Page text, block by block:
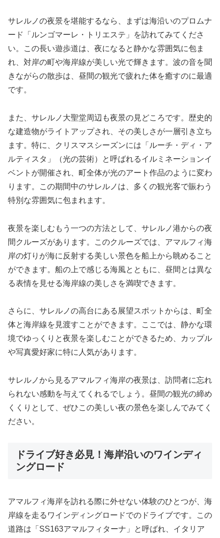
サレルノの夜景を堪能するなら、まずは海沿いのプロムナ
ード「ルンゴマーレ・トリエステ」を訪れてみてくださ
い。この長い遊歩道は、夜になると静かな雰囲気に包ま
れ、対岸の町や海岸線が美しい光で輝きます。波の音を聞
きながらの散歩は、昼間の観光で疲れた体を癒すのに最適
です。
また、サレルノ大聖堂周辺も夜景の見どころです。歴史的
な建造物がライトアップされ、その美しさが一層引き立ち
ます。特に、クリスマスシーズンには「ルーチ・ディ・ア
ルティスタ」（光の芸術）と呼ばれるイルミネーションイ
ベントが開催され、町全体が光のアート作品のように変わ
ります。この期間中のサレルノは、多くの観光客で賑わう
特別な雰囲気に包まれます。
夜景を楽しむもう一つの方法として、サレルノ港からの夜
間クルーズがあります。このクルーズでは、アマルフィ海
岸の灯りが海に反射する美しい景色を船上から眺めること
ができます。船の上で感じる海風とともに、昼間とは異な
る表情を見せる海岸線の美しさを満喫できます。
さらに、サレルノの高台にある展望スポットからは、町全
体と海岸線を見渡すことができます。ここでは、静かな環
境でゆっくりと夜景を楽しむことができるため、カップル
や写真愛好家に特に人気があります。
サレルノから見るアマルフィ海岸の夜景は、訪問者に忘れ
られない感動を与えてくれるでしょう。昼間の観光の締め
くくりとして、ぜひこの美しい夜の景色を楽しんでみてく
ださい。
ドライブ好き必見！海岸沿いのワインディ
ングロード
アマルフィ海岸を訪れる際に外せない体験のひとつが、海
岸線を走るワインディングロードでのドライブです。この
道路は「SS163アマルフィターナ」と呼ばれ、イタリア